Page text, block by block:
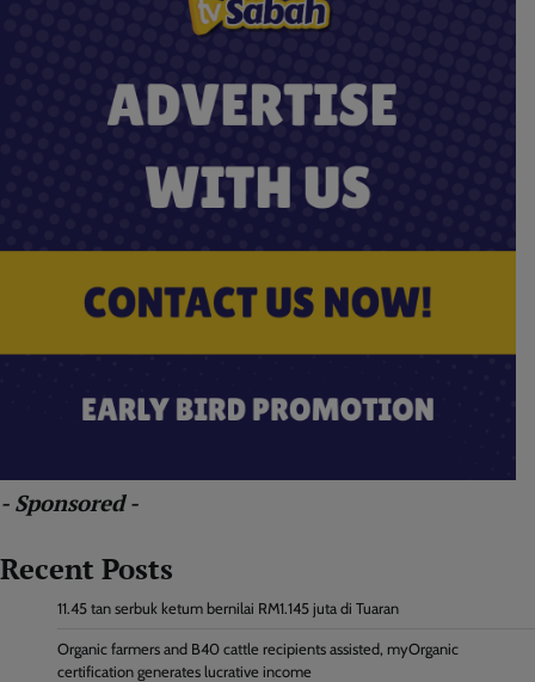
- Sponsored -
Recent Posts
11.45 tan serbuk ketum bernilai RM1.145 juta di Tuaran
Organic farmers and B40 cattle recipients assisted, myOrganic
certification generates lucrative income